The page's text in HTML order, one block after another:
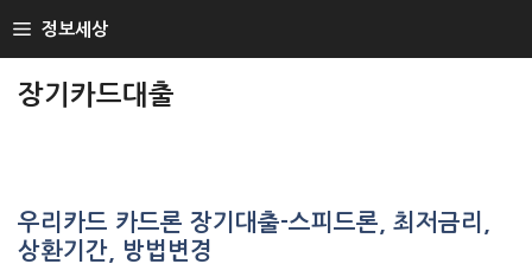
TO
정보세상
장기카드대출
우리카드 카드론 장기대출-스피드론, 최저금리,
상환기간, 방법변경